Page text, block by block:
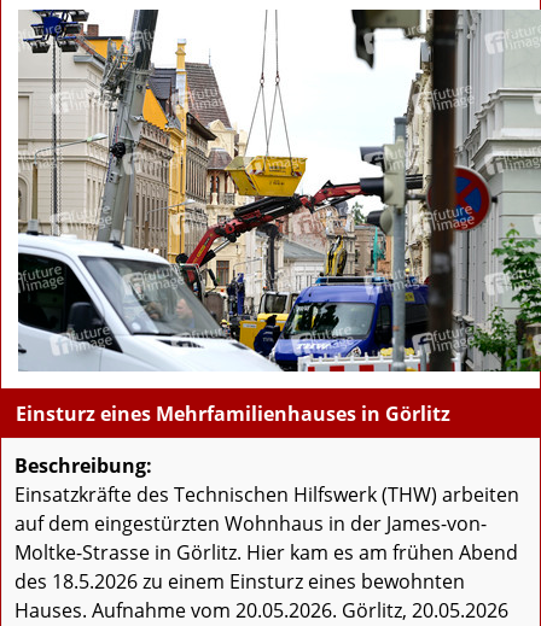
Einsturz eines Mehrfamilienhauses in Görlitz
Beschreibung:
Einsatzkräfte des Technischen Hilfswerk (THW) arbeiten
auf dem eingestürzten Wohnhaus in der James-von-
Moltke-Strasse in Görlitz. Hier kam es am frühen Abend
des 18.5.2026 zu einem Einsturz eines bewohnten
Hauses. Aufnahme vom 20.05.2026. Görlitz, 20.05.2026